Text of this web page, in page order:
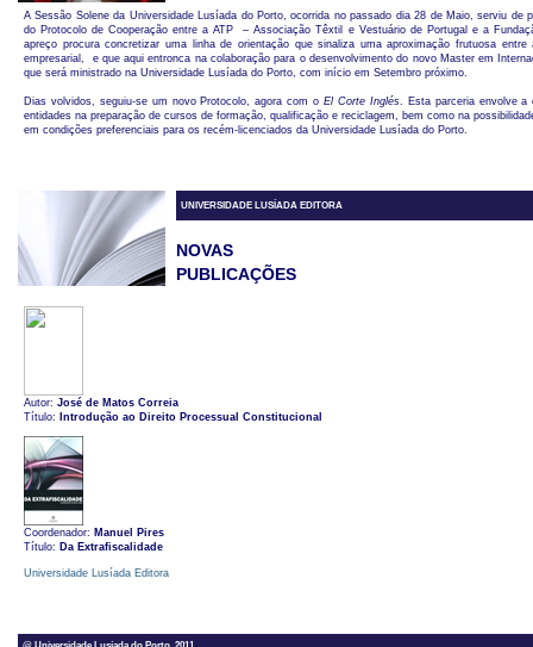
A Sessão Solene da Universidade Lusíada do Porto, ocorrida no passado dia 28 de Maio, serviu de
do Protocolo de Cooperação entre a ATP – Associação Têxtil e Vestuário de Portugal e a
apreço procura concretizar uma linha de orientação que sinaliza uma aproximação frutuosa
empresarial, e que aqui entronca na colaboração para o desenvolvimento do novo Master em
que será ministrado na Universidade Lusíada do Porto, com início em Setembro próximo.
Dias volvidos, seguiu-se um novo Protocolo, agora com oEl Corte Inglés. Esta parceria envolve a
entidades na preparação de cursos de formação, qualificação e reciclagem, bem como na
em condições preferenciais para os recém-licenciados da Universidade Lusíada do Porto.
UNIVERSIDADE LUSÍADA EDITORA
NOVAS
PUBLICAÇÕES
Autor: José de Matos Correia
Título:
Introdução ao Direito Processual Constitucional
Coordenador: Manuel Pires
Título: Da Extrafiscalidade
Universidade Lusíada Editora